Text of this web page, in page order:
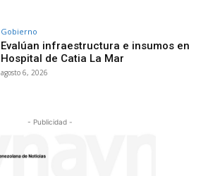
Gobierno
Evalúan infraestructura e insumos en
Hospital de Catia La Mar
agosto 6, 2026
- Publicidad -